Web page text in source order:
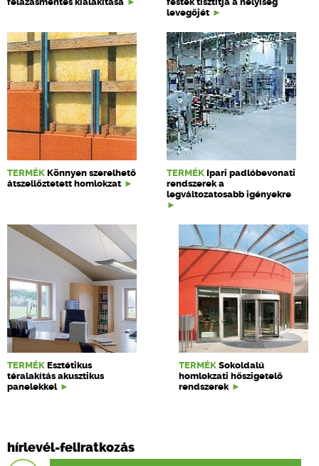
levegőjét
TERMÉK Könnyen szerelhető
átszellőztetett homlokzat
TERMÉK Ipari padlóbevonati
rendszerek a
legváltozatosabb igényekre
TERMÉK Esztétikus
téralakítás akusztikus
panelekkel
TERMÉK Sokoldalú
homlokzati hőszigetelő
rendszerek
hírlevél-feliratkozás